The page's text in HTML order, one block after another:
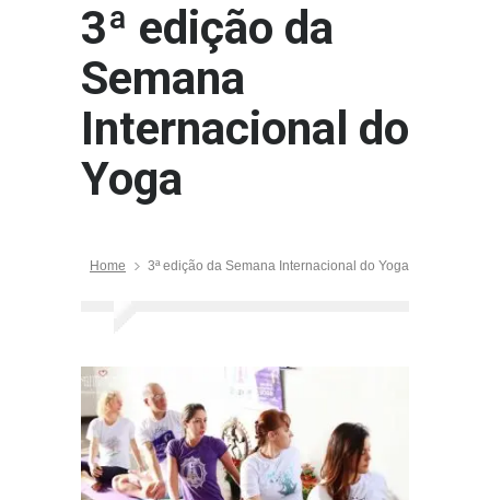
3ª edição da
Semana
Internacional do
Yoga
Home 3ª edição da Semana Internacional do Yoga